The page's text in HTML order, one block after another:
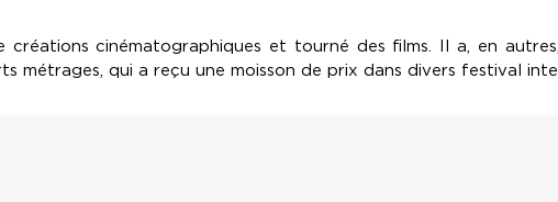
cinématographiques et tourné des films. Il a, en
métrages, qui a reçu une moisson de prix dans divers festival